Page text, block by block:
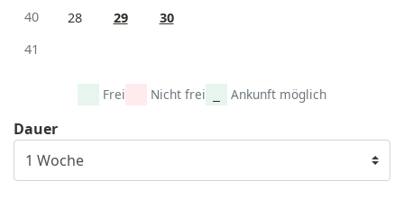
40
28 29
30
41
Frei Nicht frei Ankunft möglich
Dauer